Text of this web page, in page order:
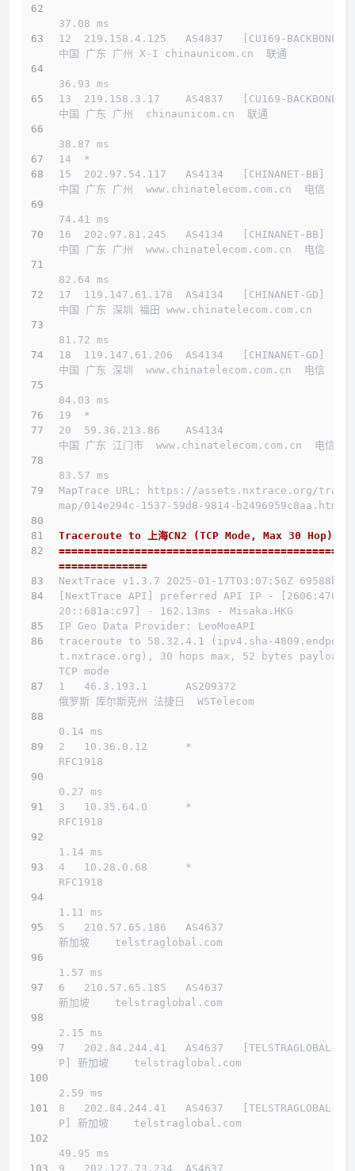
37.08 ms
12  219.158.4.125   AS4837   [CU169-BACKBONE]
中国 广东 广州 X-I chinaunicom.cn  联通
36.93 ms
13  219.158.3.17    AS4837   [CU169-BACKBONE]
中国 广东 广州  chinaunicom.cn  联通
38.87 ms
14  *
15  202.97.54.117   AS4134   [CHINANET-BB]
中国 广东 广州  www.chinatelecom.com.cn  电信
74.41 ms
16  202.97.81.245   AS4134   [CHINANET-BB]
中国 广东 广州  www.chinatelecom.com.cn  电信
82.64 ms
17  119.147.61.178  AS4134   [CHINANET-GD]
中国 广东 深圳 福田 www.chinatelecom.com.cn
81.72 ms
18  119.147.61.206  AS4134   [CHINANET-GD]
中国 广东 深圳  www.chinatelecom.com.cn  电信
84.03 ms
19  *
20  59.36.213.86    AS4134
中国 广东 江门市  www.chinatelecom.com.cn  电信
83.57 ms
MapTrace URL: https://assets.nxtrace.org/trace
map/014e294c-1537-59d8-9814-b2496959c8aa.html
Traceroute to 上海CN2 (TCP Mode, Max 30 Hop)
==============================================
==============
NextTrace v1.3.7 2025-01-17T03:07:56Z 69588b0
[NextTrace API] preferred API IP - [2606:4700:
20::681a:c97] - 162.13ms - Misaka.HKG
IP Geo Data Provider: LeoMoeAPI
traceroute to 58.32.4.1 (ipv4.sha-4809.endpoin
t.nxtrace.org), 30 hops max, 52 bytes payload,
TCP mode
1   46.3.193.1      AS209372
俄罗斯 库尔斯克州 法捷日  WSTelecom
0.14 ms
2   10.36.0.12      *
RFC1918
0.27 ms
3   10.35.64.0      *
RFC1918
1.14 ms
4   10.28.0.68      *
RFC1918
1.11 ms
5   210.57.65.186   AS4637
新加坡    telstraglobal.com
1.57 ms
6   210.57.65.185   AS4637
新加坡    telstraglobal.com
2.15 ms
7   202.84.244.41   AS4637   [TELSTRAGLOBAL-A
P] 新加坡    telstraglobal.com
2.59 ms
8   202.84.244.41   AS4637   [TELSTRAGLOBAL-A
P] 新加坡    telstraglobal.com
49.95 ms
9   202.127.73.234  AS4637